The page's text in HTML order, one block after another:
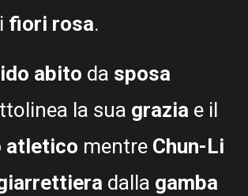
fiori rosa.
abito da sposa
la sua grazia e il
atletico mentre Chun-Li
dalla gamba